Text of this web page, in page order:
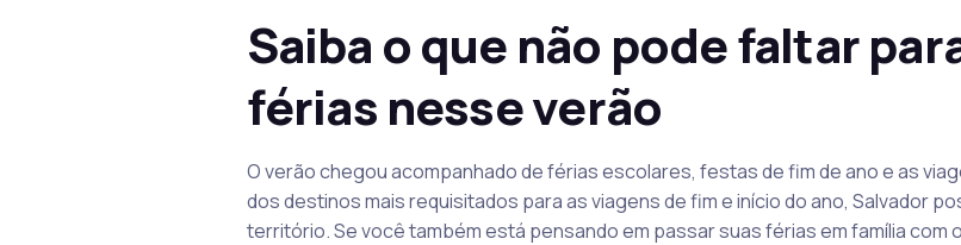
Saiba o que não pode faltar
férias nesse verão
O verão chegou acompanhado de férias escolares, festas de fim de ano e as
dos destinos mais requisitados para as viagens de fim e início do ano, Salvador
território. Se você também está pensando em passar suas férias em família com